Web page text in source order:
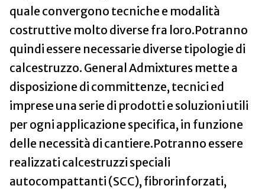
quale convergono tecniche e modalità
costruttive molto diverse fra loro.Potranno
quindi essere necessarie diverse tipologie di
calcestruzzo. General Admixtures mette a
disposizione di committenze, tecnici ed
imprese una serie di prodotti e soluzioni utili
per ogni applicazione specifica, in funzione
delle necessità di cantiere.Potranno essere
realizzati calcestruzzi speciali
autocompattanti (SCC), fibrorinforzati,